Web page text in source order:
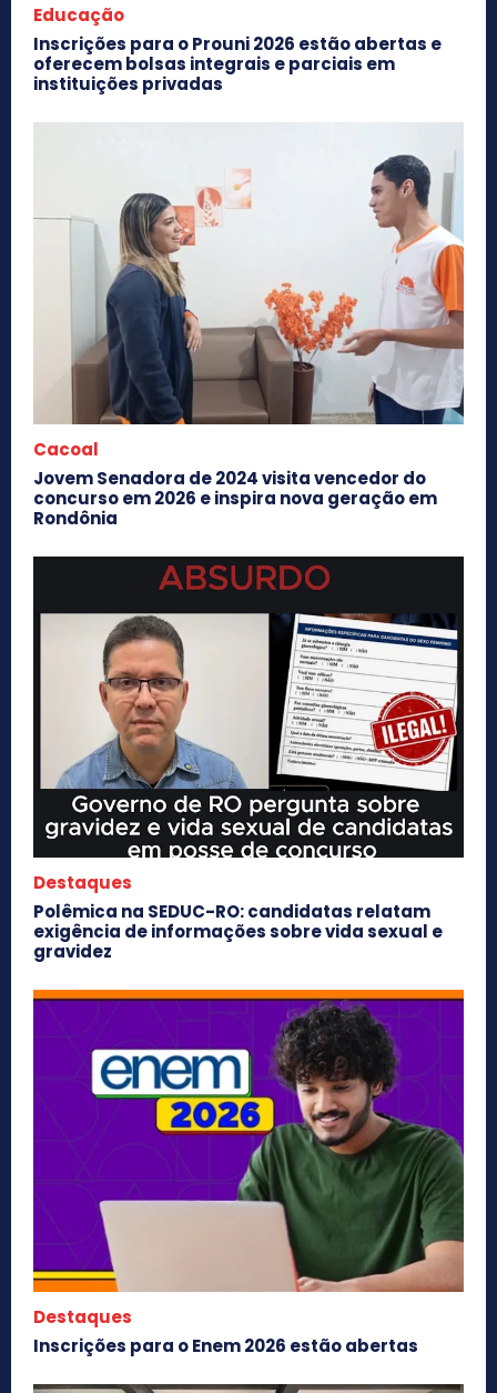
Educação
Inscrições para o Prouni 2026 estão abertas e
oferecem bolsas integrais e parciais em
instituições privadas
Cacoal
Jovem Senadora de 2024 visita vencedor do
concurso em 2026 e inspira nova geração em
Rondônia
Destaques
Polêmica na SEDUC-RO: candidatas relatam
exigência de informações sobre vida sexual e
gravidez
Destaques
Inscrições para o Enem 2026 estão abertas